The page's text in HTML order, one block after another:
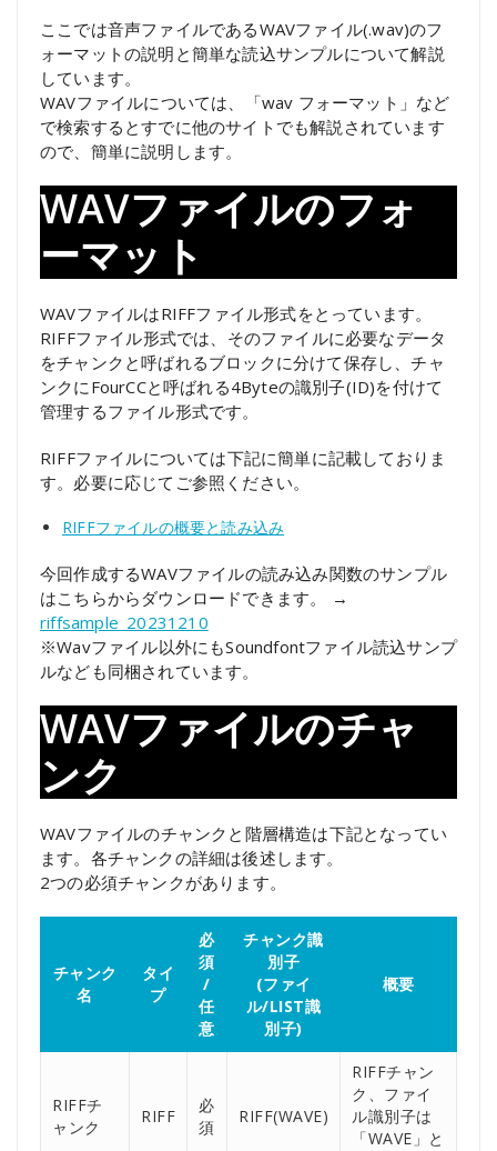
ここでは音声ファイルであるWAVファイル(.wav)のフ
ォーマットの説明と簡単な読込サンプルについて解説
しています。
WAVファイルについては、「wav フォーマット」など
で検索するとすでに他のサイトでも解説されています
ので、簡単に説明します。
WAVファイルのフォ
ーマット
WAVファイルはRIFFファイル形式をとっています。
RIFFファイル形式では、そのファイルに必要なデータ
をチャンクと呼ばれるブロックに分けて保存し、チャ
ンクにFourCCと呼ばれる4Byteの識別子(ID)を付けて
管理するファイル形式です。
RIFFファイルについては下記に簡単に記載しておりま
す。必要に応じてご参照ください。
RIFFファイルの概要と読み込み
今回作成するWAVファイルの読み込み関数のサンプル
はこちらからダウンロードできます。 →
riffsample_20231210
※Wavファイル以外にもSoundfontファイル読込サンプ
ルなども同梱されています。
WAVファイルのチャ
ンク
WAVファイルのチャンクと階層構造は下記となってい
ます。各チャンクの詳細は後述します。
2つの必須チャンクがあります。
チャンク
名
タイ
プ
必
須
/
任
意
チャンク識
別子
(ファイ
ル/LIST識
別子)
概要
RIFFチ
ャンク
RIFF
必
須
RIFF(WAVE)
RIFFチャン
ク、ファイ
ル識別子は
「WAVE」と